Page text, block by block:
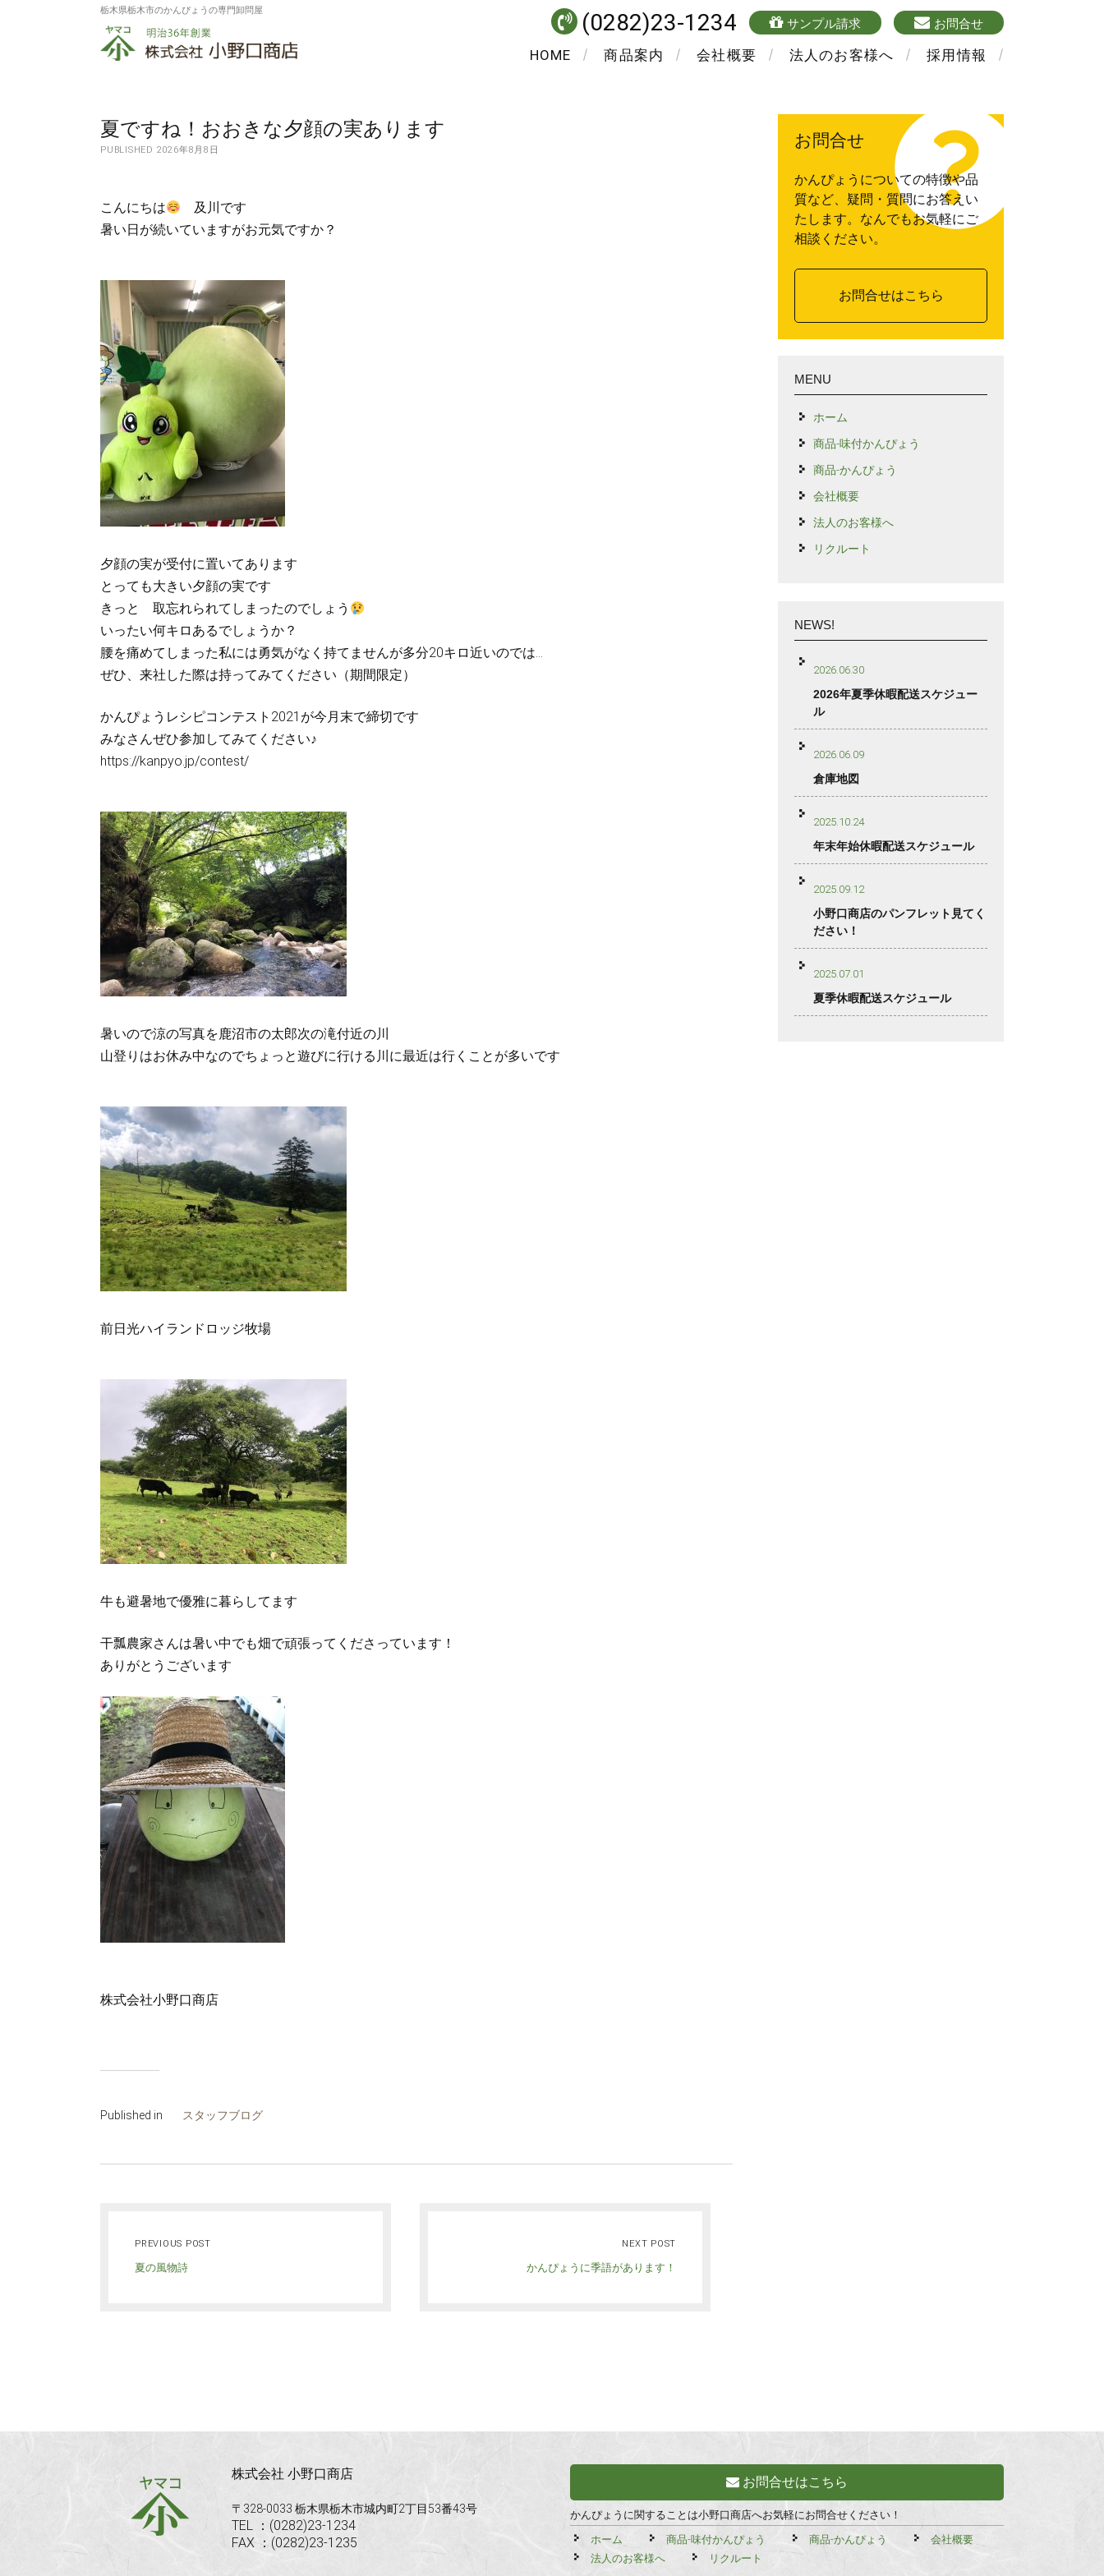
栃木県栃木市のかんぴょうの専門卸問屋
株
社
小
口
店
HOME 商品案内 会社概要 法人のお客様へ 採用情報
(0282)23-1234 sample
サンプル請求 mailform
お問合せ
夏ですね！おおきな夕顔の実あります
PUBLISHED 2026年8月8日
こんにちは
及川です
暑い日が続いていますがお元気ですか？
夕顔の実が受付に置いてあります
とっても大きい夕顔の実です
きっと 取忘れられてしまったのでしょう
いったい何キロあるでしょうか？
腰を痛めてしまった私には勇気がなく持てませんが多分20キロ近いのでは…
ぜひ、来社した際は持ってみてください（期間限定）
かんぴょうレシピコンテスト2021が今月末で締切です
みなさんぜひ参加してみてください♪
https://kanpyo.jp/contest/
暑いので涼の写真を鹿沼市の太郎次の滝付近の川
山登りはお休み中なのでちょっと遊びに行ける川に最近は行くことが多いです
前日光ハイランドロッジ牧場
牛も避暑地で優雅に暮らしてます
干瓢農家さんは暑い中でも畑で頑張ってくださっています！
ありがとうございます
株式会社小野口商店
Published in スタッフブログ
PREVIOUS POST
夏の風物詩
NEXT POST
かんぴょうに季語があります！
お問合せ
かんぴょうについての特徴や品
質など、疑問・質問にお答えい
たします。なんでもお気軽にご
相談ください。
お問合せはこちら
MENU
ホーム
商品-味付かんぴょう
商品-かんぴょう
会社概要
法人のお客様へ
リクルート
NEWS!
2026.06.30
2026年夏季休暇配送スケジュー
ル
2026.06.09
倉庫地図
2025.10.24
年末年始休暇配送スケジュール
2025.09.12
小野口商店のパンフレット見てく
ださい！
2025.07.01
夏季休暇配送スケジュール
株式会社 小野口商店
〒328-0033 栃木県栃木市城内町2丁目53番43号
TEL ：(0282)23-1234
FAX ：(0282)23-1235
お問合せはこちら
かんぴょうに関することは小野口商店へお気軽にお問合せください！
ホーム
商品-味付かんぴょう 商品-かんぴょう
会社概要
法人のお客様へ
リクルート